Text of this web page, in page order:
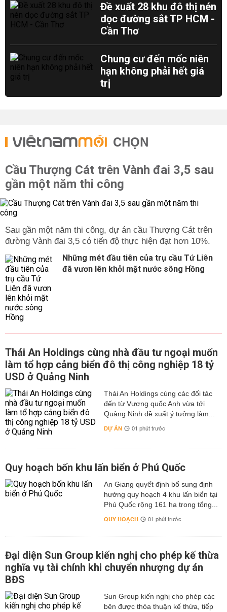
Đề xuất 28 khu đô thị nén
dọc đường sắt TP HCM -
Cần Thơ
Chung cư đến mốc niên
hạn không phải hết giá
trị
CHỌN
Cầu Thượng Cát trên Vành đai 3,5 sau
gần một năm thi công
Sau gần một năm thi công, dự án cầu Thượng Cát trên
đường Vành đai 3,5 có tiến độ thực hiện đạt hơn 10%.
Những mét đầu tiên của trụ cầu Tứ Liên
đã vươn lên khỏi mặt nước sông Hồng
Thái An Holdings cùng nhà đầu tư ngoại muốn
làm tổ hợp cảng biển đô thị công nghiệp 18 tỷ
USD ở Quảng Ninh
Thái An Holdings cùng các đối tác
đến từ Vương quốc Anh vừa tới
Quảng Ninh đề xuất ý tưởng làm...
DỰ ÁN 01 phút trước
Quy hoạch bốn khu lấn biển ở Phú Quốc
An Giang quyết định bổ sung định
hướng quy hoạch 4 khu lấn biển tại
Phú Quốc rộng 161 ha trong tổng...
QUY HOẠCH 01 phút trước
Đại diện Sun Group kiến nghị cho phép kế thừa
nghĩa vụ tài chính khi chuyển nhượng dự án
BĐS
Sun Group kiến nghị cho phép các
bên được thỏa thuận kế thừa, tiếp